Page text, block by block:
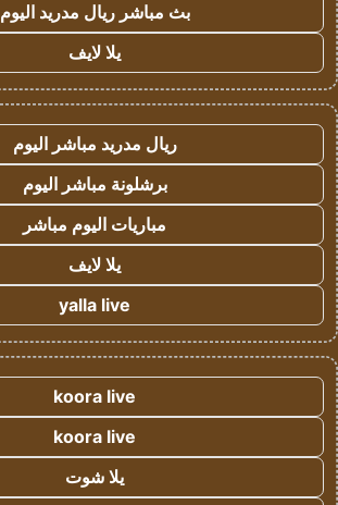
بث مباشر ريال مدريد اليوم
يلا لايف
ريال مدريد مباشر اليوم
برشلونة مباشر اليوم
مباريات اليوم مباشر
يلا لايف
yalla live
koora live
koora live
يلا شوت